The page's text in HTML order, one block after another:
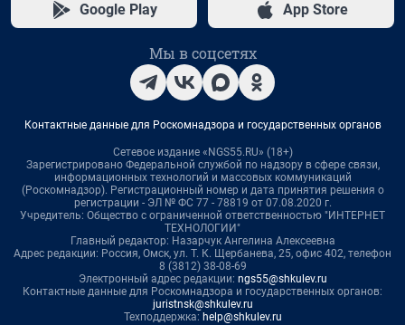
Google Play App Store
Мы в соцсетях
Контактные данные для Роскомнадзора и государственных органов
Сетевое издание «NGS55.RU» (18+)
Зарегистрировано Федеральной службой по надзору в сфере связи,
информационных технологий и массовых коммуникаций
(Роскомнадзор). Регистрационный номер и дата принятия решения о
регистрации - ЭЛ № ФС 77 - 78819 от 07.08.2020 г.
Учредитель: Общество с ограниченной ответственностью "ИНТЕРНЕТ
ТЕХНОЛОГИИ"
Главный редактор: Назарчук Ангелина Алексеевна
Адрес редакции: Россия, Омск, ул. Т. К. Щербанева, 25, офис 402, телефон
8 (3812) 38-08-69
Электронный адрес редакции: ngs55@shkulev.ru
Контактные данные для Роскомнадзора и государственных органов:
juristnsk@shkulev.ru
Техподдержка: help@shkulev.ru